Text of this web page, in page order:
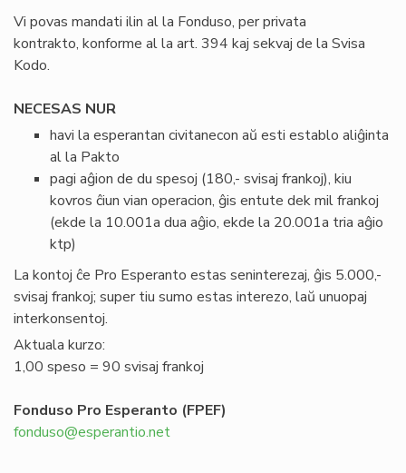
Vi povas mandati ilin al la Fonduso, per privata
kontrakto, konforme al la art. 394 kaj sekvaj de la Svisa
Kodo.
NECESAS NUR
havi la esperantan civitanecon aŭ esti establo aliĝinta
al la Pakto
pagi aĝion de du spesoj (180,- svisaj frankoj), kiu
kovros ĉiun vian operacion, ĝis entute dek mil frankoj
(ekde la 10.001a dua aĝio, ekde la 20.001a tria aĝio
ktp)
La kontoj ĉe Pro Esperanto estas seninterezaj, ĝis 5.000,-
svisaj frankoj; super tiu sumo estas interezo, laŭ unuopaj
interkonsentoj.
Aktuala kurzo:
1,00 speso = 90 svisaj frankoj
Fonduso Pro Esperanto (FPEF)
fonduso@esperantio.net